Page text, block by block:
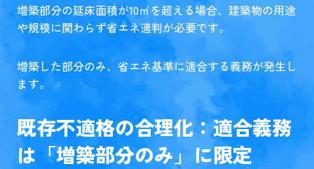
増築部分の延床面積が10㎡を超える場合、建築物の用途
や規模に関わらず省エネ適判が必要です。
増築した部分のみ、省エネ基準に適合する義務が発生し
ます。
既存不適格の合理化：適合義務
は「増築部分のみ」に限定